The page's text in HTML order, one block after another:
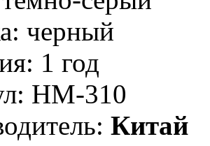
черный
1 год
HM-310
Китай